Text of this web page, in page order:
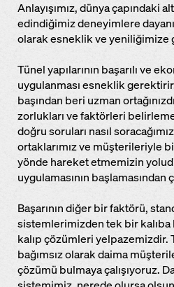
Anlayışımız, dünya çapındaki
edindiğimiz deneyimlere
olarak esneklik ve yeniliğimize
Tünel yapılarının başarılı ve
uygulanması esneklik
başından beri uzman
zorlukları ve faktörleri
doğru soruları nasıl
ortaklarımız ve müşterileriyle
yönde hareket etmemizin
uygulamasının başlamasından
Başarının diğer bir faktörü,
sistemlerimizden tek bir kalıba
kalıp çözümleri yelpazemizdir.
bağımsız olarak daima
çözümü bulmaya çalışıyoruz.